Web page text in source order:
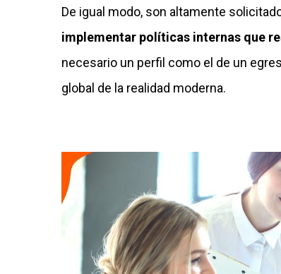
De igual modo, son altamente
implementar políticas internas que
necesario un perfil como el de un
global de la realidad moderna.